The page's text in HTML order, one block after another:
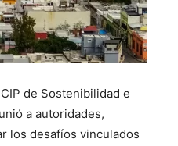
de Sostenibilidad e
a autoridades,
los desafíos vinculados